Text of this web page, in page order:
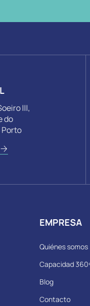
III,
do
Porto
EMPRESA
Quiénes somos
Capacidad
Blog
Contacto